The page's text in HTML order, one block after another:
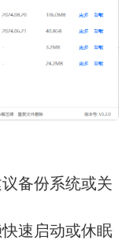
备份系统或关
速启动或休眠